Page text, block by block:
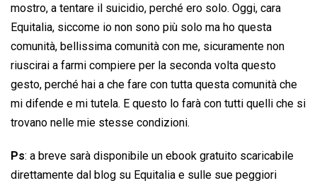
mostro, a tentare il suicidio, perché ero solo. Oggi, cara
Equitalia, siccome io non sono più solo ma ho questa
comunità, bellissima comunità con me, sicuramente non
riuscirai a farmi compiere per la seconda volta questo
gesto, perché hai a che fare con tutta questa comunità che
mi difende e mi tutela. E questo lo farà con tutti quelli che si
trovano nelle mie stesse condizioni.
Ps: a breve sarà disponibile un ebook gratuito scaricabile
direttamente dal blog su Equitalia e sulle sue peggiori